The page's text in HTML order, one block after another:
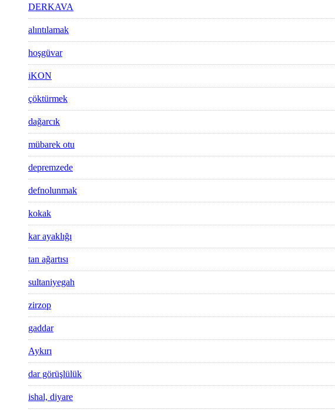
DERKAVA
alıntılamak
hoşgüvar
iKON
çöktürmek
dağarcık
mübarek otu
depremzede
defnolunmak
kokak
kar ayaklığı
tan ağartısı
sultaniyegah
zirzop
gaddar
Aykırı
dar görüşlülük
ishal, diyare